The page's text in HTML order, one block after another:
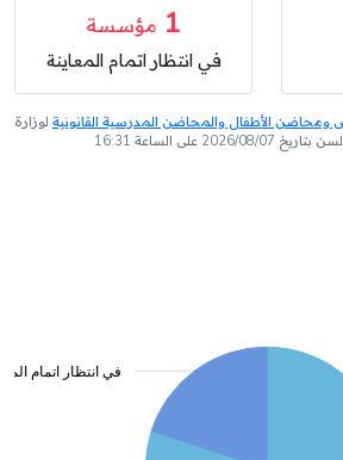
1 مؤسسة
في انتظار اتمام المعاينة
ومحاضن الأطفال والمحاضن المدرسية القانونية لوزارة
على الساعة 16:31